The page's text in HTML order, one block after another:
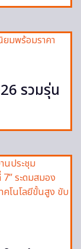
รวมรุ่น